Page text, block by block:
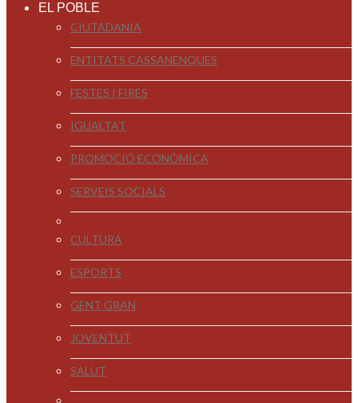
EL POBLE
CIUTADANIA
ENTITATS CASSANENQUES
FESTES I FIRES
IGUALTAT
PROMOCIÓ ECONÒMICA
SERVEIS SOCIALS
CULTURA
ESPORTS
GENT GRAN
JOVENTUT
SALUT